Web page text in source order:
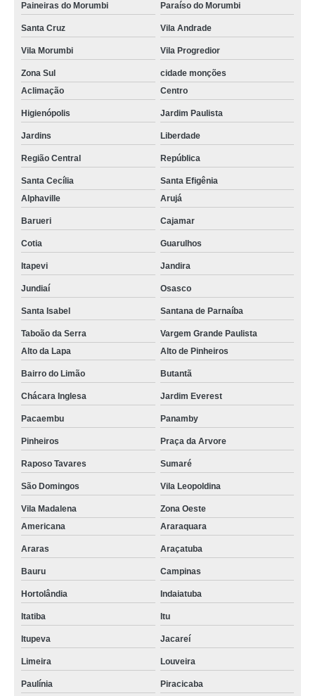
Paineiras do Morumbi Paraíso do Morumbi
Santa Cruz Vila Andrade
Vila Morumbi Vila Progredior
Zona Sul
cidade monções
Aclimação
Centro
Higienópolis Jardim Paulista
Jardins Liberdade
Região Central República
Santa Cecília
Santa Efigênia
Alphaville
Arujá
Barueri Cajamar
Cotia Guarulhos
Itapevi Jandira
Jundiaí Osasco
Santa Isabel Santana de Parnaíba
Taboão da Serra
Vargem Grande Paulista
Alto da Lapa
Alto de Pinheiros
Bairro do Limão Butantã
Chácara Inglesa Jardim Everest
Pacaembu Panamby
Pinheiros Praça da Arvore
Raposo Tavares Sumaré
São Domingos Vila Leopoldina
Vila Madalena
Zona Oeste
Americana
Araraquara
Araras Araçatuba
Bauru Campinas
Hortolândia Indaiatuba
Itatiba Itu
Itupeva Jacareí
Limeira Louveira
Paulínia Piracicaba